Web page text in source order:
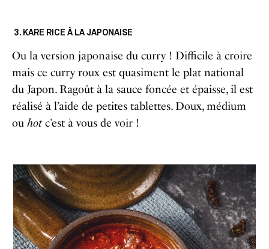
3. KARE RICE À LA JAPONAISE
Ou la version japonaise du curry ! Difficile à croire
mais ce curry roux est quasiment le plat national
du Japon. Ragoût à la sauce foncée et épaisse, il est
réalisé à l’aide de petites tablettes. Doux, médium
ou hotc’est à vous de voir !